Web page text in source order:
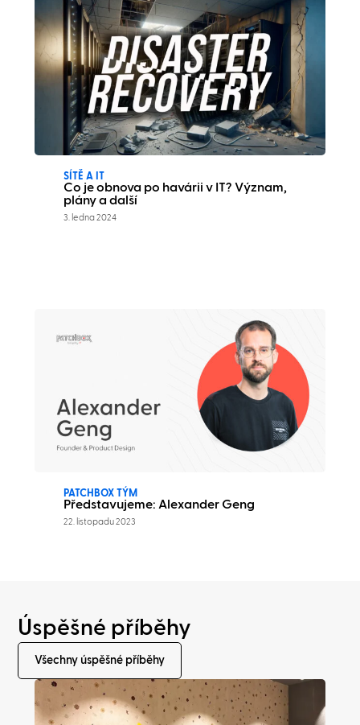
SÍTĚ A IT
Co je obnova po havárii v IT? Význam,
plány a další
3. ledna 2024
PATCHBOX TÝM
Představujeme: Alexander Geng
22. listopadu 2023
Úspěšné příběhy
Všechny úspěšné příběhy